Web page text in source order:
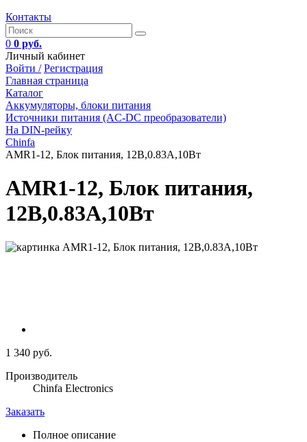
Контакты
0 0 руб.
Личный кабинет
Войти / Регистрация
Главная страница
Каталог
Аккумуляторы, блоки питания
Источники питания (AC-DC преобразователи)
На DIN-рейку
Chinfa
AMR1-12, Блок питания, 12В,0.83А,10Вт
AMR1-12, Блок питания,
12В,0.83А,10Вт
1 340 руб.
Производитель
Chinfa Electronics
Заказать
Полное описание